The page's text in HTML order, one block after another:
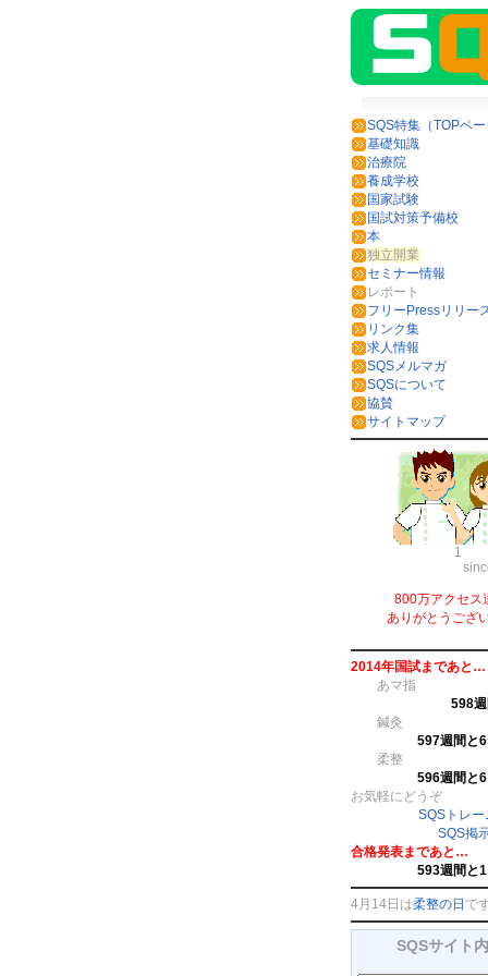
SQS特集（TOPペー
基礎知識
治療院
養成学校
国家試験
国試対策予備校
本
独立開業
セミナー情報
レポート
フリーPressリリー
リンク集
求人情報
SQSメルマガ
SQSについて
協賛
サイトマップ
1
800万アクセス
ありがとうござ
2014年国試まであと…
あマ指
598
鍼灸
597週間と
柔整
596週間と
お気軽にどうぞ
SQSトレー
SQS掲
合格発表まであと…
593週間と
4月14日は柔整の日 で
SQSサイト